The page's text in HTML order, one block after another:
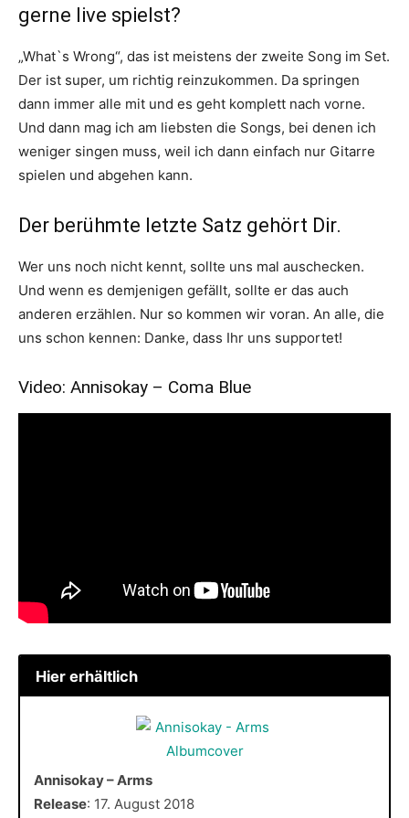
gerne live spielst?
„What`s Wrong“, das ist meistens der zweite Song im Set.
Der ist super, um richtig reinzukommen. Da springen
dann immer alle mit und es geht komplett nach vorne.
Und dann mag ich am liebsten die Songs, bei denen ich
weniger singen muss, weil ich dann einfach nur Gitarre
spielen und abgehen kann.
Der berühmte letzte Satz gehört Dir.
Wer uns noch nicht kennt, sollte uns mal auschecken.
Und wenn es demjenigen gefällt, sollte er das auch
anderen erzählen. Nur so kommen wir voran. An alle, die
uns schon kennen: Danke, dass Ihr uns supportet!
Video: Annisokay – Coma Blue
Hier erhältlich
Annisokay – Arms
Release: 17. August 2018